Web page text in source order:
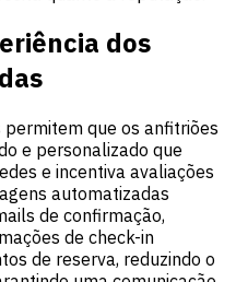
dos
que os anfitriões
e personalizado que
e incentiva avaliações
automatizadas
de confirmação,
de check-in
de reserva, reduzindo o